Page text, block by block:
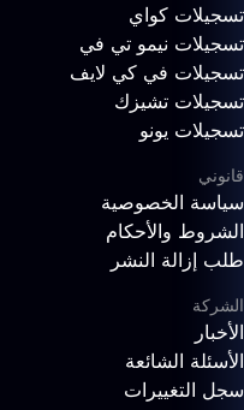
تسجيلات كواي
تسجيلات نيمو تي في
تسجيلات في كي لايف
تسجيلات تشيزك
تسجيلات يونو
قانوني
سياسة الخصوصية
الشروط والأحكام
طلب إزالة النشر
الشركة
الأخبار
الأسئلة الشائعة
سجل التغييرات